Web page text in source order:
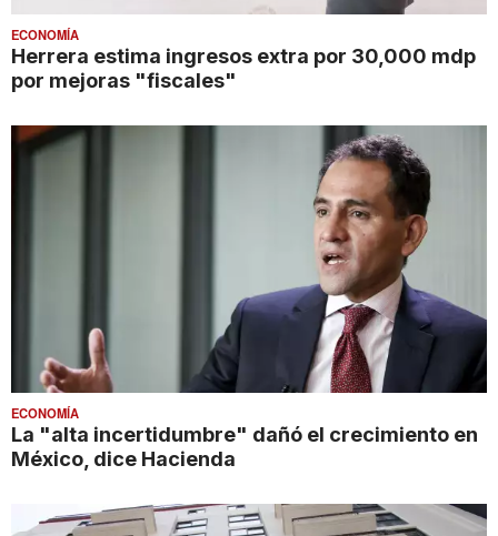
ECONOMÍA
Herrera estima ingresos extra por 30,000 mdp
por mejoras "fiscales"
ECONOMÍA
La "alta incertidumbre" dañó el crecimiento en
México, dice Hacienda